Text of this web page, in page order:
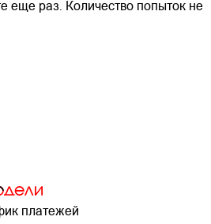
еще раз. Количество попыток не
платежей